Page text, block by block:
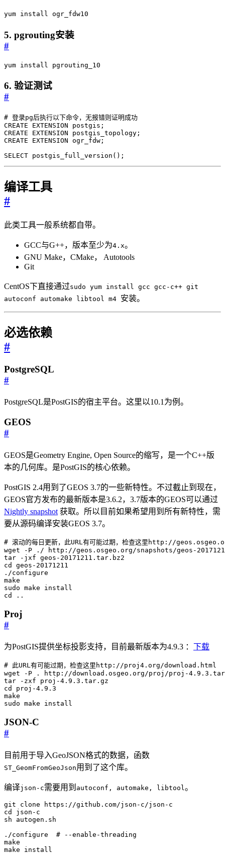
yum install ogr_fdw10
5. pgrouting安装
#
yum install pgrouting_10
6. 验证测试
#
SELECT postgis_full_version();
编译工具
#
此类工具一般系统都自带。
GCC与G++，版本至少为4.x。
GNU Make，CMake， Autotools
Git
CentOS下直接通过sudo yum install gcc gcc-c++ git
autoconf automake libtool m4 安装。
必选依赖
#
PostgreSQL
#
PostgreSQL是PostGIS的宿主平台。这里以10.1为例。
GEOS
#
GEOS是Geometry Engine, Open Source的缩写，是一个C++版
本的几何库。是PostGIS的核心依赖。
PostGIS 2.4用到了GEOS 3.7的一些新特性。不过截止到现在，
GEOS官方发布的最新版本是3.6.2，3.7版本的GEOS可以通过
Nightly snapshot 获取。所以目前如果希望用到所有新特性，需
要从源码编译安装GEOS 3.7。
# 滚动的每日更新，此URL有可能过期，检查这里http://
cd
cd
..
Proj
#
为PostGIS提供坐标投影支持，目前最新版本为4.9.3 ： 下载
# 此URL有可能过期，检查这里http://proj4.org/download.html
cd
sudo make install
JSON-C
#
目前用于导入GeoJSON格式的数据，函数
ST_GeomFromGeoJson用到了这个库。
编译json-c需要用到 autoconf, automake, libtool 。
cd
./configure # --enable-threading
make install